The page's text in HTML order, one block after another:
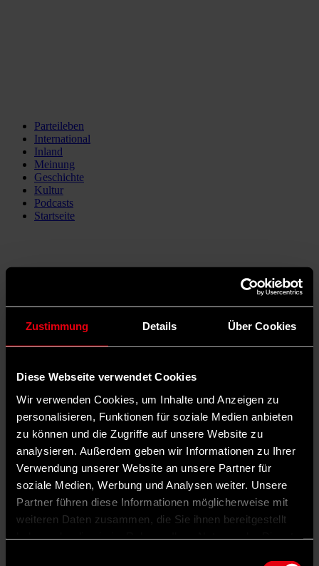
Zustimmung Details Über Cookies
Diese Webseite verwendet Cookies
Wir verwenden Cookies, um Inhalte und Anzeigen zu
personalisieren, Funktionen für soziale Medien anbieten
zu können und die Zugriffe auf unsere Website zu
analysieren. Außerdem geben wir Informationen zu Ihrer
Verwendung unserer Website an unsere Partner für
soziale Medien, Werbung und Analysen weiter. Unsere
Partner führen diese Informationen möglicherweise mit
weiteren Daten zusammen, die Sie ihnen bereitgestellt
Parteileben
International
Inland
Meinung
Geschichte
Kultur
Podcasts
Startseite